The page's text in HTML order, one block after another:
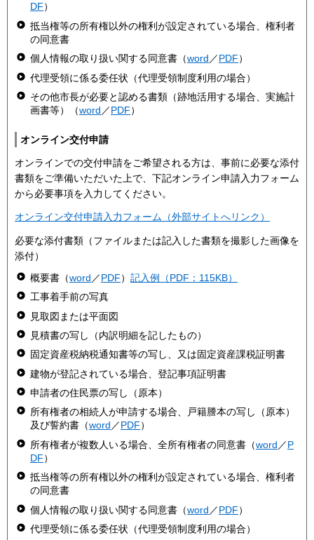
DF）
抵当権等の所有権以外の権利が設定されている場合、権利者
の同意書
個人情報の取り扱い関する同意書（word／PDF）
代理受領に係る委任状（代理受領制度利用の場合）
その他市長が必要と認める書類（跡地活用する場合、実施計
画書等）（word ／PDF）
オンライン交付申請
オンラインでの交付申請をご希望される方は、事前に必要な添付
書類をご準備いただいた上で、下記オンライン申請入力フォーム
から必要事項を入力してください。
オンライン交付申請入力フォーム（外部サイトへリンク）
必要な添付書類（ファイルまたは記入した書類を撮影した画像を
添付）
概要書（word ／PDF） 記入例（PDF：115KB）
工事着手前の写真
見取図または平面図
見積書の写し（内訳明細を記したもの）
固定資産税納税通知書等の写し、又は固定資産課税証明書
建物が登記されている場合、登記事項証明書
申請者の住民票の写し（原本）
所有権者の相続人が申請する場合、戸籍謄本の写し（原本）
及び誓約書（word／PDF）
所有権者が複数人いる場合、全所有権者の同意書（word ／P
DF）
抵当権等の所有権以外の権利が設定されている場合、権利者
の同意書
個人情報の取り扱い関する同意書（word ／PDF）
代理受領に係る委任状（代理受領制度利用の場合）